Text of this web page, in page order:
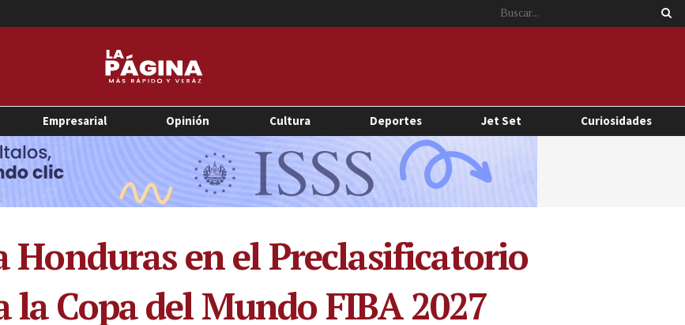
Empresarial Opinión Cultura Deportes Jet Set Curiosidades
Honduras en el Preclasificatorio
Copa del Mundo FIBA 2027